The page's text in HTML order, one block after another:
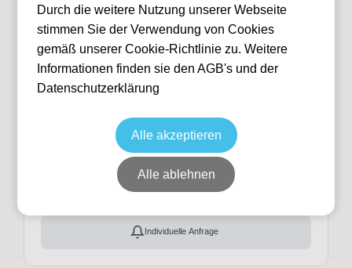
Longside Upper
15:00
10 verfügbar
ESP
Estadio Benito Villamarín
Ticket(s) + Hotel
Individuelle Anfrage
Durch die weitere Nutzung unserer Webseite
stimmen Sie der Verwendung von Cookies
gemäß unserer Cookie-Richtlinie zu. Weitere
Informationen finden sie den AGB's und der
Datenschutzerklärung
Alle akzeptieren
Alle ablehnen